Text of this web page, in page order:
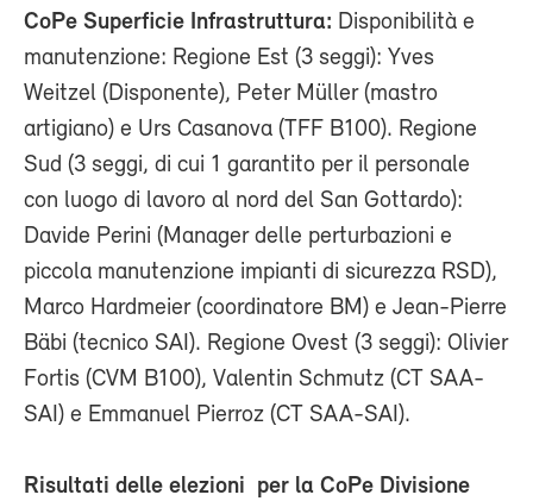
CoPe Superficie Infrastruttura: Disponibilità e
manutenzione: Regione Est (3 seggi): Yves
Weitzel (Disponente), Peter Müller (mastro
artigiano) e Urs Casanova (TFF B100). Regione
Sud (3 seggi, di cui 1 garantito per il personale
con luogo di lavoro al nord del San Gottardo):
Davide Perini (Manager delle perturbazioni e
piccola manutenzione impianti di sicurezza RSD),
Marco Hardmeier (coordinatore BM) e Jean-Pierre
Bäbi (tecnico SAI). Regione Ovest (3 seggi): Olivier
Fortis (CVM B100), Valentin Schmutz (CT SAA-
SAI) e Emmanuel Pierroz (CT SAA-SAI).
Risultati delle elezioni per la CoPe Divisione